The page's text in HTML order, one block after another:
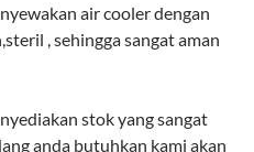
air cooler dengan
, sehingga sangat aman
stok yang sangat
anda butuhkan kami akan